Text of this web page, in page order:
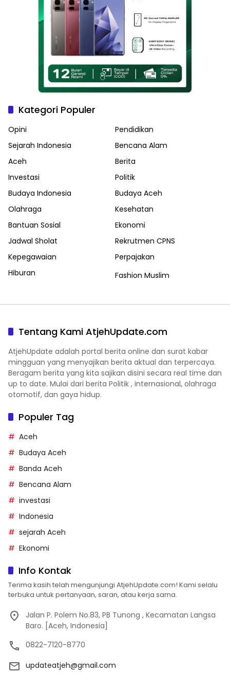
Kategori Populer
Opini
Pendidikan
Sejarah Indonesia
Bencana Alam
Aceh
Berita
Investasi
Politik
Budaya Indonesia
Budaya Aceh
Olahraga
Kesehatan
Bantuan Sosial
Ekonomi
Jadwal Sholat
Rekrutmen CPNS
Kepegawaian
Perpajakan
Hiburan
Fashion Muslim
Tentang Kami AtjehUpdate.com
AtjehUpdate adalah portal berita online dan surat kabar
mingguan yang menyajikan berita aktual dan terpercaya.
Beragam berita yang kita sajikan disini secara real time dan
up to date. Mulai dari berita Politik , internasional, olahraga
otomotif, dan gaya hidup.
Populer Tag
Aceh
Budaya Aceh
Banda Aceh
Bencana Alam
investasi
Indonesia
sejarah Aceh
Ekonomi
Info Kontak
Terima kasih telah mengunjungi AtjehUpdate.com! Kami selalu
terbuka untuk pertanyaan, saran, atau kerja sama.
Jalan P. Polem No.83, PB Tunong , Kecamatan Langsa
Baro. [Aceh, Indonesia]
0822-7120-8770
updateatjeh@gmail.com